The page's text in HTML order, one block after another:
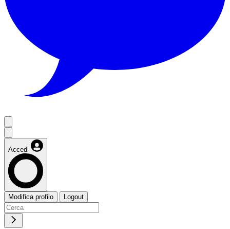
Accedi
Modifica profilo Logout